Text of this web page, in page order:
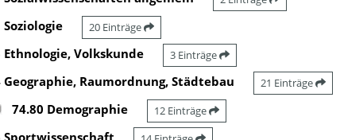
Soziologie 20 Einträge
Ethnologie, Volkskunde 3 Einträge
Geographie, Raumordnung, Städtebau 21 Einträge
74.80 Demographie 12 Einträge
Sportwissenschaft